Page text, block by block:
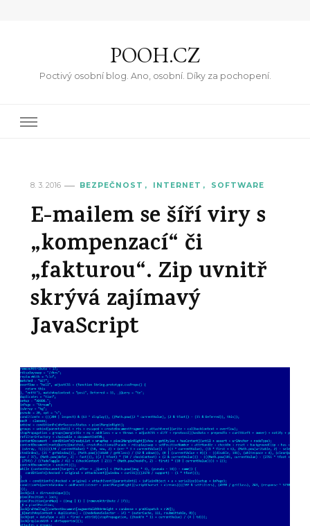
POOH.CZ
Poctivý osobní blog. Ano, osobní. Díky za pochopení.
8. 3. 2016 BEZPEČNOST INTERNET SOFTWARE
E-mailem se šíří viry s
„kompenzací“ či
„fakturou“. Zip uvnitř
skrývá zajímavý
JavaScript